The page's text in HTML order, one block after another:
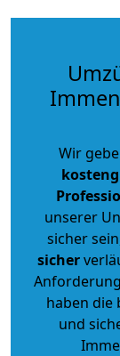
Wir
unserer
sicher
sicher
haben die
und